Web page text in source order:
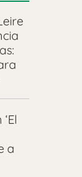
a